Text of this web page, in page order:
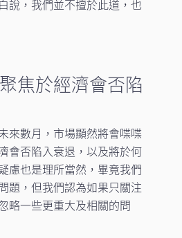
說，我們並不擅於此道，也
焦於經濟會否陷
來數月，市場顯然將會喋喋
會否陷入衰退，以及將於何
慮也是理所當然，畢竟我們
題，但我們認為如果只關注
略一些更重大及相關的問